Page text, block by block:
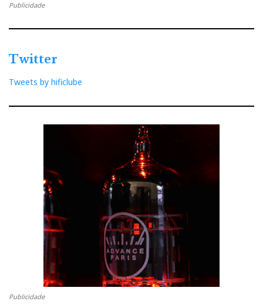
Publicidade
Twitter
Tweets by hificlube
Publicidade